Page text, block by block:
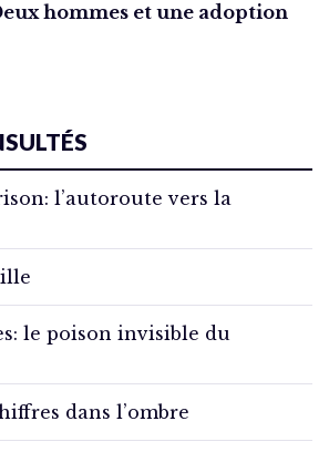
hommes et une adoption
l’autoroute vers la
le poison invisible du
dans l’ombre